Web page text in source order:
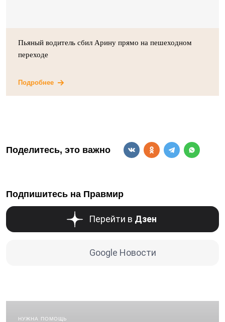
Пьяный водитель сбил Арину прямо на пешеходном
переходе
Подробнее
Поделитесь, это важно
Подпишитесь на Правмир
Перейти в Дзен
Google Новости
НУЖНА ПОМОЩЬ